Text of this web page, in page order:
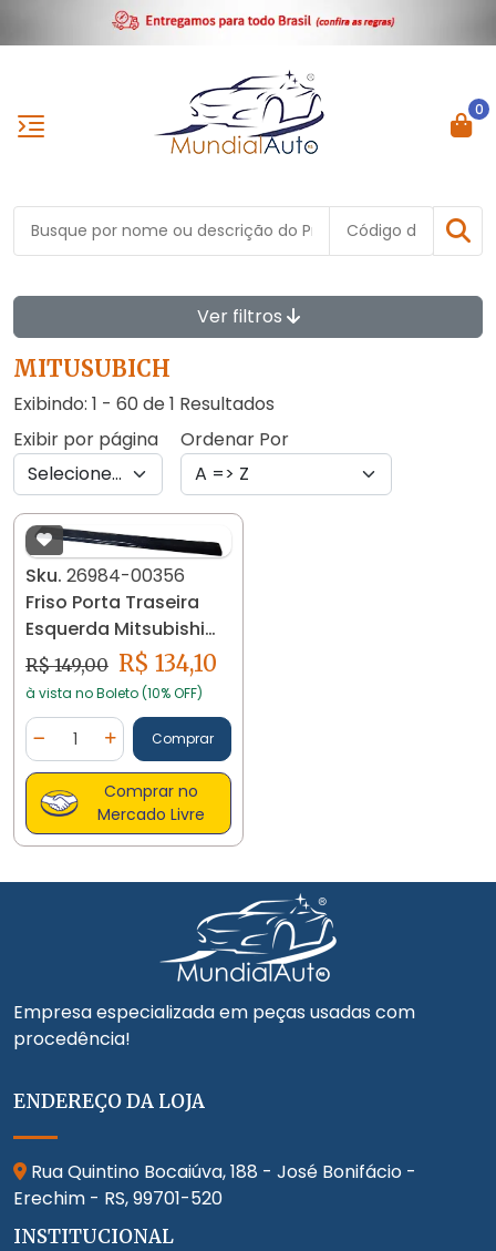
0
Ver filtros
MITUSUBICH
Exibindo: 1 - 60 de 1 Resultados
Exibir por página
Ordenar Por
Sku. 26984-00356
Friso Porta Traseira
Esquerda Mitsubishi
L200 Sport
R$ 149,00 R$ 134,10
à vista no Boleto (10% OFF)
Diminuir Quantidade
Quantidade
Adicionar Quantidade
Comprar
Comprar no
Mercado Livre
Empresa especializada em peças usadas com
procedência!
ENDEREÇO DA LOJA
Rua Quintino Bocaiúva, 188 - José Bonifácio -
Erechim - RS,99701-520
INSTITUCIONAL